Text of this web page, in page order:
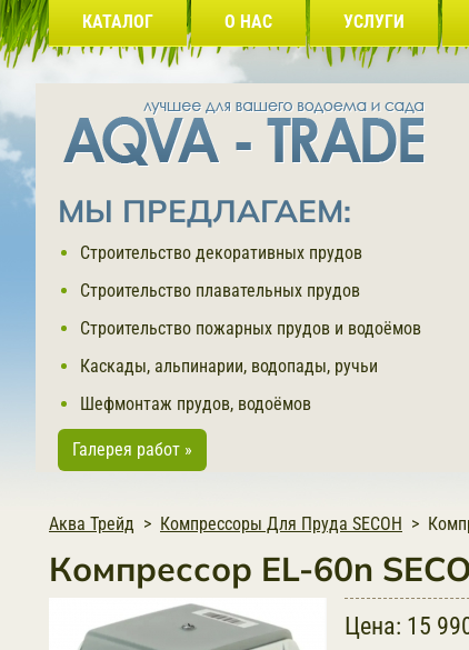
КАТАЛОГ О НАС УСЛУГИ
МЫ ПРЕДЛАГАЕМ:
Строительство декоративных прудов
Строительство плавательных прудов
Строительство пожарных прудов и водоёмов
Каскады, альпинарии, водопады, ручьи
Шефмонтаж прудов, водоёмов
Галерея работ »
Аква Трейд Компрессоры Для Пруда SECOH
Компрессор EL-60n
Цена: 15